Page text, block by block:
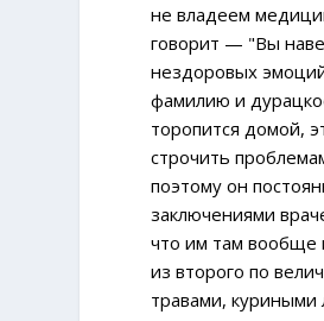
не владеем
говорит — "Вы
нездоровых
фамилию и
торопится домой,
строчить
поэтому он
заключениями
что им там вообще
из второго по
травами, куриными